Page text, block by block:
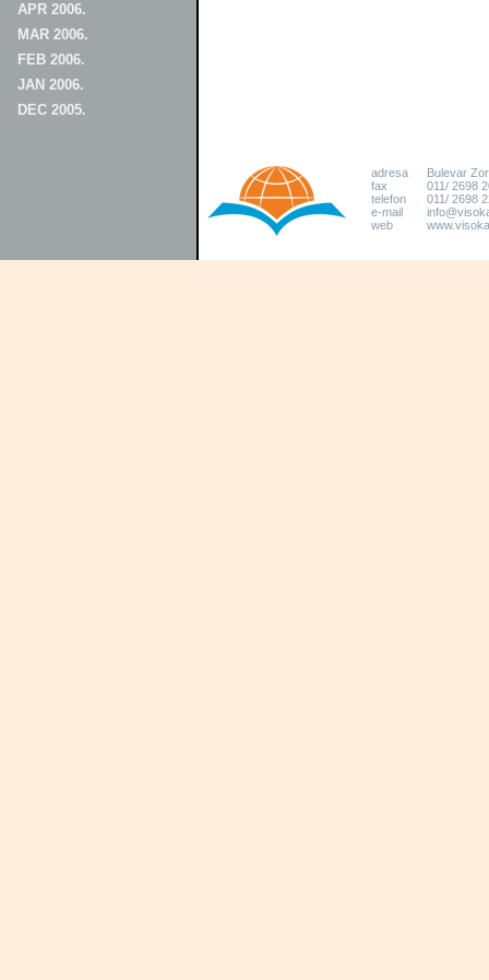
APR 2006.
MAR 2006.
FEB 2006.
JAN 2006.
DEC 2005.
adresa
Bulevar
fax
011/ 2698
telefon
011/ 2698
e-mail
web